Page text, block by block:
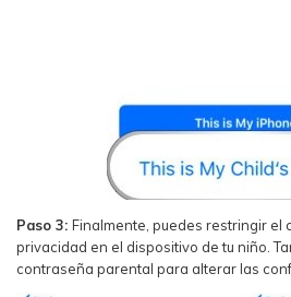
Paso 3: Finalmente, puedes restringir el
privacidad en el dispositivo de tu niño.
contraseña parental para alterar las